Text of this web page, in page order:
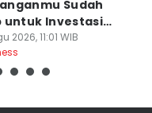
Sudah
untuk Investasi
2026, 11:01 WIB